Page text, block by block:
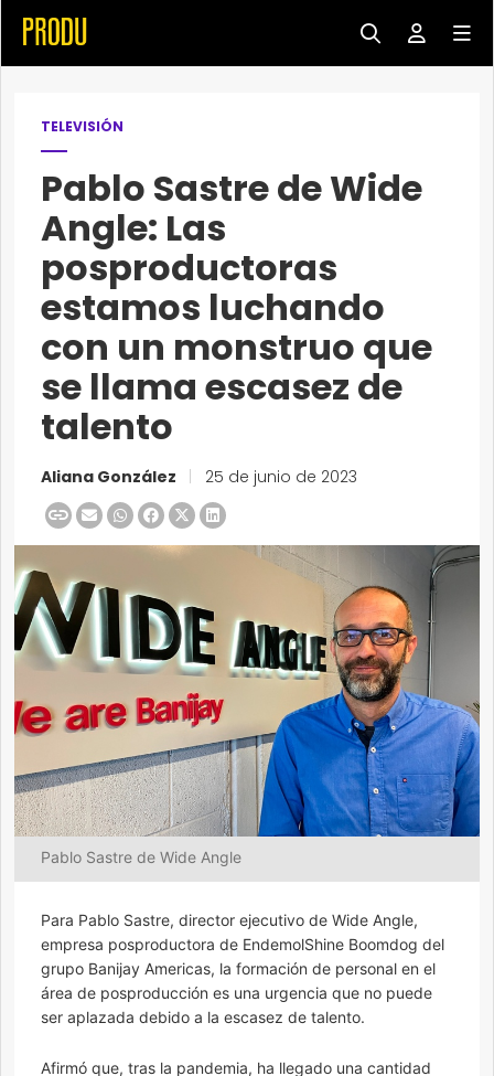
TELEVISIÓN
Pablo Sastre de Wide
Angle: Las
posproductoras
estamos luchando
con un monstruo que
se llama escasez de
talento
Aliana González 25 de junio de 2023
Pablo Sastre de Wide Angle
Para Pablo Sastre, director ejecutivo de Wide Angle,
empresa posproductora de EndemolShine Boomdog del
grupo Banijay Americas, la formación de personal en el
área de posproducción es una urgencia que no puede
ser aplazada debido a la escasez de talento.
Afirmó que, tras la pandemia, ha llegado una cantidad